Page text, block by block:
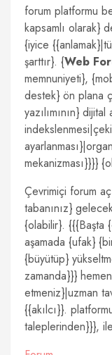
forum platformu
kapsamlı olarak}
{iyice
şarttır}. {Web
memnuniyeti},
destek} ön plana
yazılımının}
mekanizması}}}}
Çevrimiçi forum
tabanınız}
{olabilir}. {{{Başta
aşamada {ufak}
{büyütüp}
zamanda}}}
etmeniz}|uzman
{{akılcı}}.
taleplerinden}}},